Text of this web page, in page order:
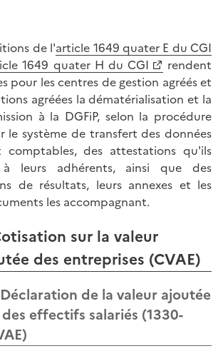
de l'article 1649 quater E du CGI
1649 quater H du CGI
rendent
pour les centres de gestion agréés et
agréées la dématérialisation et la
à la DGFiP, selon la procédure
le système de transfert des données
comptables, des attestations qu'ils
leurs adhérents, ainsi que des
de résultats, leurs annexes et les
les accompagnant.
sur la valeur
des entreprises (CVAE)
de la valeur ajoutée
effectifs salariés (1330-